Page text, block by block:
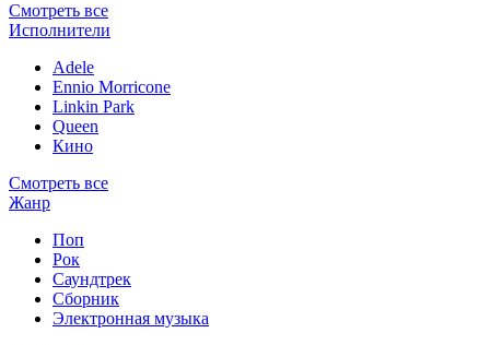
Смотреть все
Исполнители
Adele
Ennio Morricone
Linkin Park
Queen
Кино
Смотреть все
Жанр
Поп
Рок
Саундтрек
Сборник
Электронная музыка